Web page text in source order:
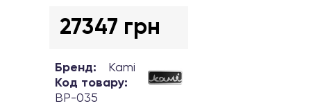
27347 грн
Бренд:
Kami
Код товару:
BP-035